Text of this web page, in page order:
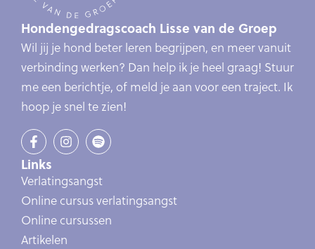
Hondengedragscoach Lisse van de Groep
Wil jij je hond beter leren begrijpen, en meer vanuit
verbinding werken? Dan help ik je heel graag! Stuur
me een berichtje, of meld je aan voor een traject. Ik
hoop je snel te zien!
Links
Verlatingsangst
Online cursus verlatingsangst
Online cursussen
Artikelen